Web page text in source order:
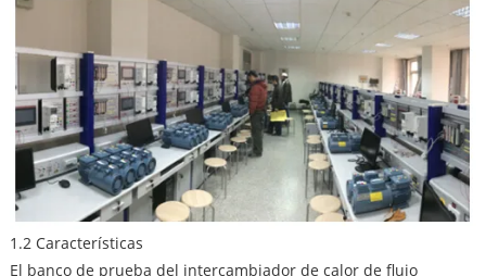
1.2 Características
El banco de prueba del intercambiador de calor de flujo